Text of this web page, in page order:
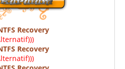
Recovery
Recovery